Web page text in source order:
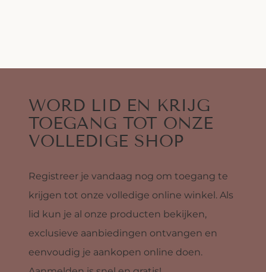
WORD LID EN KRIJG
TOEGANG TOT ONZE
VOLLEDIGE SHOP
Registreer je vandaag nog om toegang te
krijgen tot onze volledige online winkel. Als
lid kun je al onze producten bekijken,
exclusieve aanbiedingen ontvangen en
eenvoudig je aankopen online doen.